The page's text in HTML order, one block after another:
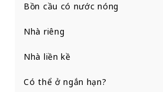
Bồn cầu có nước nóng
Nhà riêng
Nhà liền kề
Có thể ở ngắn hạn?